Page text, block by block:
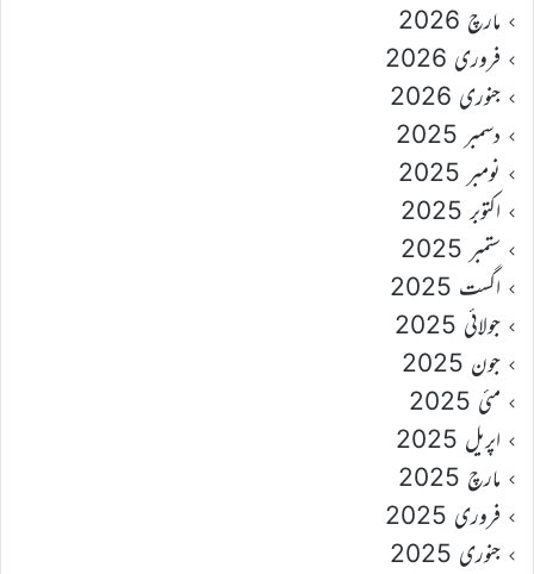
مارچ 2026
فروری 2026
جنوری 2026
دسمبر 2025
نومبر 2025
اکتوبر 2025
ستمبر 2025
اگست 2025
جولائی 2025
جون 2025
مئی 2025
اپریل 2025
مارچ 2025
فروری 2025
جنوری 2025